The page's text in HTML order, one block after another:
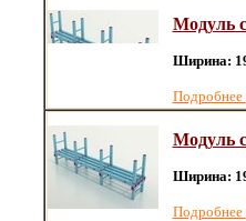
Модуль
Ширина:
Подробнее
Модуль
Ширина:
Подробнее